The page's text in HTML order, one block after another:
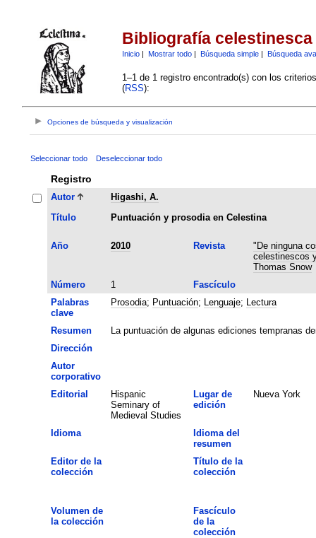
Bibliografía celestinesca
Inicio| Mostrar todo| Búsqueda simple| Búsqueda
1–1 de 1 registro encontrado(s) con los
(RSS):
Opciones de búsqueda y visualización
Seleccionar todo Deseleccionar todo
Registro
Autor
Higashi, A.
Título
Puntuación y prosodia en Celestina
Año 2010 Revista
"De ninguna
celestinescos
Thomas Snow
Número
1
Fascículo
Palabras
clave
Prosodia; Puntuación; Lenguaje; Lectura
Resumen
La puntuación de algunas ediciones tempranas
Dirección
Autor
corporativo
Editorial
Hispanic
Seminary of
Medieval Studies
Lugar de
edición
Nueva York
Idioma
Idioma del
resumen
Editor de la
colección
Título de la
colección
Volumen de
la colección
Fascículo
de la
colección